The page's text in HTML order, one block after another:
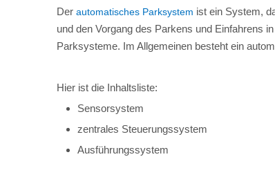
Der automatisches Parksystem ist ein System,
und den Vorgang des Parkens und Einfahrens
Parksysteme. Im Allgemeinen besteht ein
Hier ist die Inhaltsliste:
Sensorsystem
zentrales Steuerungssystem
Ausführungssystem